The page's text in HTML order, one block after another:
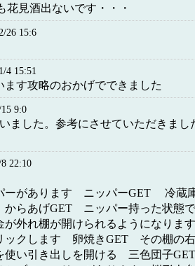
花見酒出ないです・・・
26 15:6
4 15:51
す攻略のおかげでできました
9:0
ました。参考にさせていただきまし
22:10
ーがあります ニッパーGET 冷蔵
らあげGET ニッパー持った状態
外れ棚が開けられるようになりま
ックします 卵焼きGET その棚の
い引き出しを開ける 三色団子